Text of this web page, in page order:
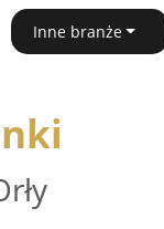
Inne branże